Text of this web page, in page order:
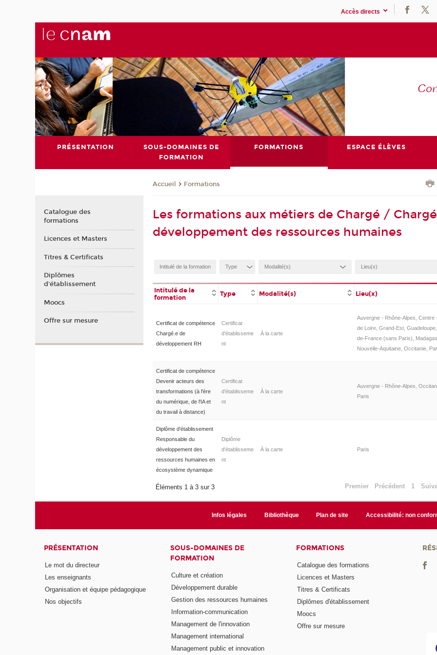
Accès directs
PRÉSENTATION
SOUS-DOMAINES DE
FORMATION
FORMATIONS ESPACE ÉLÈVES
Accueil Formations
Les formations aux métiers de Chargé /
développement des ressources humaines
Intitulé de la
formation
Type Modalité(s) Lieu(x)
Certificat de compétence
Chargé.e de
développement RH
Certificat
d'établisseme
nt
À la carte
Auvergne - Rhône-Alpes, Centre
de Loire, Grand-Est,
de-France (sans Paris),
Nouvelle-Aquitaine, Occitanie,
Certificat de compétence
Devenir acteurs des
transformations (à l'ère
du numérique, de l'IA et
du travail à distance)
Certificat
d'établisseme
nt
À la carte
Auvergne - Rhône-Alpes,
Paris
Diplôme d'établissement
Responsable du
développement des
ressources humaines en
écosystème dynamique
Diplôme
d'établisseme
nt
À la carte Paris
Éléments 1 à 3 sur 3 Premier Précédent 1
Catalogue des
formations
Licences et Masters
Titres & Certificats
Diplômes
d'établissement
Moocs
Offre sur mesure
Infos légales Bibliothèque Plan de site Accessibilité: non
PRÉSENTATION
Le mot du directeur
Les enseignants
Organisation et équipe pédagogique
Nos objectifs
SOUS-DOMAINES DE
FORMATION
Culture et création
Développement durable
Gestion des ressources humaines
Information-communication
Management de l'innovation
Management international
Management public et innovation
FORMATIONS
Catalogue des formations
Licences et Masters
Titres & Certificats
Diplômes d'établissement
Moocs
Offre sur mesure